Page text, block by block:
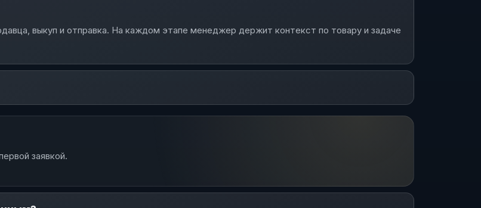
выкуп и отправка. На каждом этапе менеджер держит контекст по товару и задаче
заявкой.